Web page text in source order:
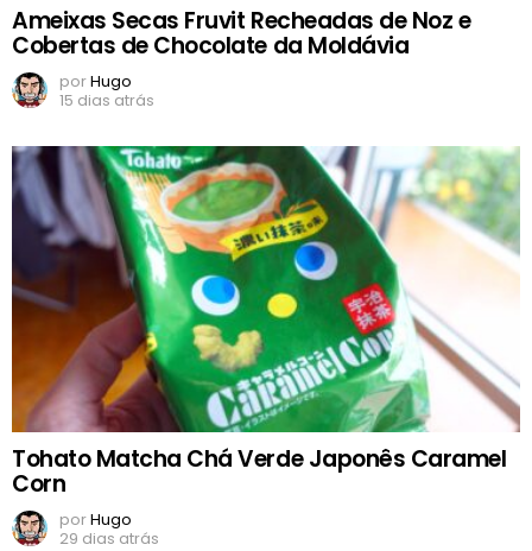
Ameixas Secas Fruvit Recheadas de Noz e
Cobertas de Chocolate da Moldávia
porHugo
15 dias atrás
Tohato Matcha Chá Verde Japonês Caramel
Corn
porHugo
29 dias atrás